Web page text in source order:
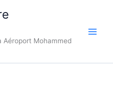
Aéroport Mohammed